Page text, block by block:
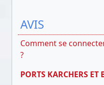
AVIS
Comment se
?
PORTS KARCHERS ET